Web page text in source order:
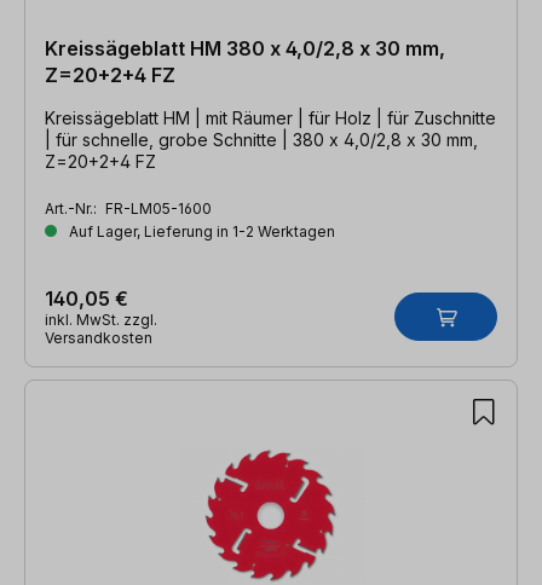
Kreissägeblatt HM 380 x 4,0/2,8 x 30 mm,
Z=20+2+4 FZ
Kreissägeblatt HM | mit Räumer | für Holz | für Zuschnitte
| für schnelle, grobe Schnitte | 380 x 4,0/2,8 x 30 mm,
Z=20+2+4 FZ
Art.-Nr.: FR-LM05-1600
Auf Lager, Lieferung in 1-2 Werktagen
140,05 €
inkl. MwSt. zzgl.
Versandkosten